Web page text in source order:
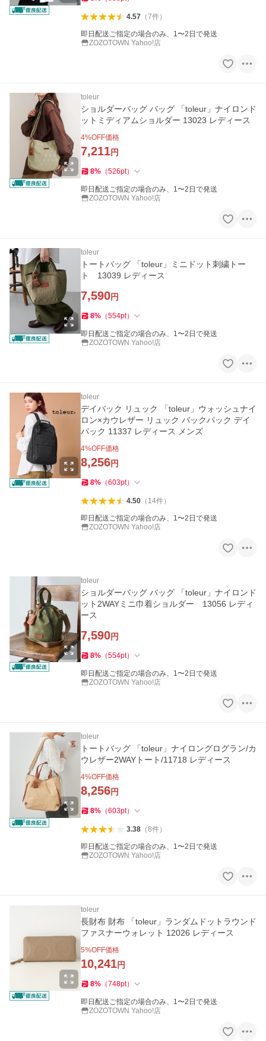
4.57（7件）
即日配送ご指定の場合のみ、1〜2日で発送
ZOZOTOWN Yahoo!店
toleur
ショルダーバッグ バッグ 「toleur」ナイロンド
ットミディアムショルダー 13023 レディース
4%OFF価格
7,211円
8% （526pt）
即日配送ご指定の場合のみ、1〜2日で発送
ZOZOTOWN Yahoo!店
toleur
トートバッグ 「toleur」ミニドット刺繍トー
ト 13039 レディース
7,590円
8% （554pt）
即日配送ご指定の場合のみ、1〜2日で発送
ZOZOTOWN Yahoo!店
toleur
デイバック リュック 「toleur」ウォッシュナイ
ロン×カウレザー リュック バックパック デイ
パック 11337 レディース メンズ
4%OFF価格
8,256円
8% （603pt）
4.50（ 14件）
即日配送ご指定の場合のみ、1〜2日で発送
ZOZOTOWN Yahoo!店
toleur
ショルダーバッグ バッグ 「toleur」ナイロンド
ット2WAYミニ巾着ショルダー 13056 レディ
ース
7,590円
8% （554pt）
即日配送ご指定の場合のみ、1〜2日で発送
ZOZOTOWN Yahoo!店
toleur
トートバッグ 「toleur」ナイロングログラン/カ
ウレザー2WAYトート/11718 レディース
4%OFF価格
8,256円
8% （603pt）
3.38（8件）
即日配送ご指定の場合のみ、1〜2日で発送
ZOZOTOWN Yahoo!店
toleur
長財布 財布 「toleur」ランダムドットラウンド
ファスナーウォレット 12026 レディース
5%OFF価格
10,241円
8% （748pt）
即日配送ご指定の場合のみ、1〜2日で発送
ZOZOTOWN Yahoo!店